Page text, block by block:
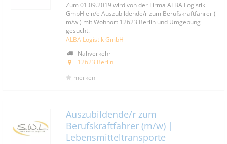
Zum 01.09.2019 wird von der Firma ALBA Logistik
GmbH ein/e Auszubildende/r zum Berufskraftfahrer (
m/w ) mit Wohnort 12623 Berlin und Umgebung
gesucht.
ALBA Logistik GmbH
Nahverkehr
12623 Berlin
merken
Auszubildende/r zum
Berufskraftfahrer (m/w) |
Lebensmitteltransporte